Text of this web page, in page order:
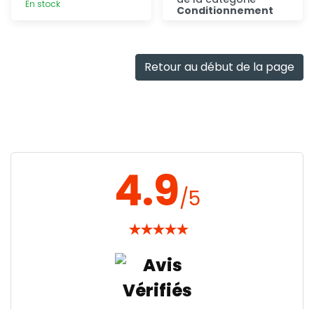
En stock
Conditionnement
Retour au début de la page
4.9/5
★★★★★